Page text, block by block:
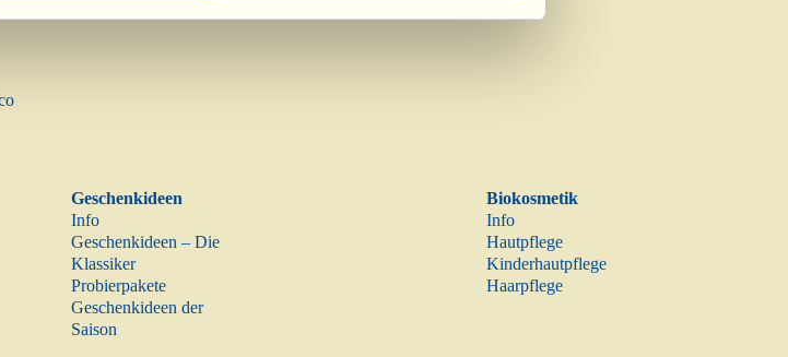
Geschenkideen
Info
Geschenkideen – Die
Klassiker
Probierpakete
Geschenkideen der
Saison
Biokosmetik
Info
Hautpflege
Kinderhautpflege
Haarpflege